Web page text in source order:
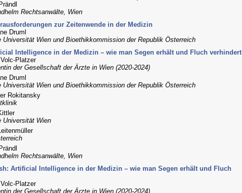
Rechtsanwälte, Wien
zur Zeitenwende in der Medizin
Druml
Universität Wien und Bioethikkommission der Republik Österreich
Intelligence in der Medizin – wie man Segen erhält und Fluch verhindert
Platzer
der Gesellschaft der Ärzte in Wien (2020-2024)
Druml
Universität Wien und Bioethikkommission der Republik Österreich
Rokitansky
Universität Wien
Rechtsanwälte, Wien
Artificial Intelligence in der Medizin – wie man Segen erhält und Fluch
Platzer
der Gesellschaft der Ärzte in Wien (2020-2024)